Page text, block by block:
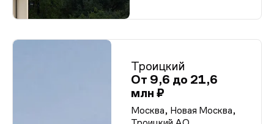
Троицкий
От 9,6 до 21,6
млн ₽
Москва, Новая Москва,